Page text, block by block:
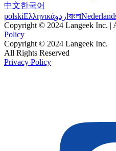
中文한국어
polskiΕλληνικάاردو বাংলা
Copyright © 2024 Langeek Inc. |
Policy
Copyright © 2024 Langeek Inc.
All Rights Reserved
Privacy Policy